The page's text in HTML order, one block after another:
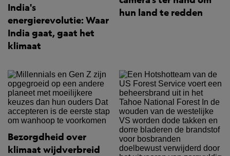
India's
energierevolutie: Waar
India gaat, gaat het
klimaat
hun land te redden
Bezorgdheid over
klimaat wijdverbreid